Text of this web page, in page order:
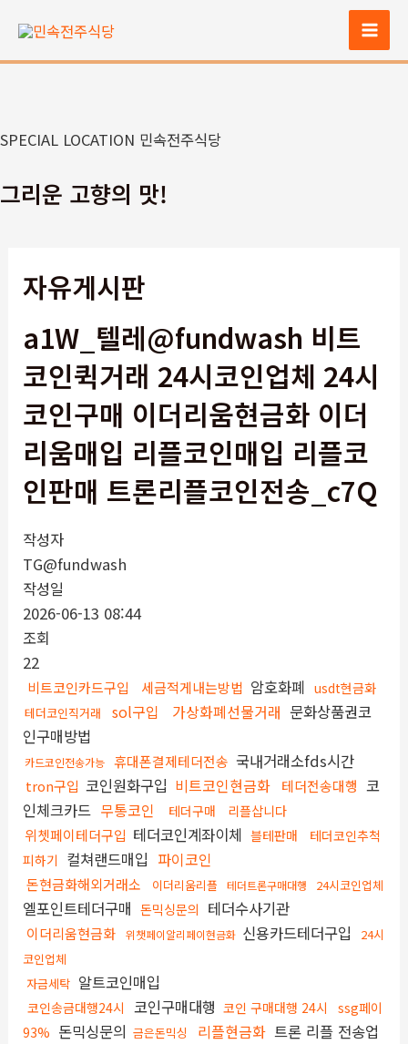
츠
너
기
Main
SPECIAL LOCATION 민속전주식당
그리운 고향의 맛!
자유게시판
a1W_텔레@fundwash 비트
코인퀵거래 24시코인업체 24시
코인구매 이더리움현금화 이더
리움매입 리플코인매입 리플코
인판매 트론리플코인전송_c7Q
작성자
TG@fundwash
작성일
2026-06-13 08:44
조회
22
비트코인카드구입 세금적게내는방법 암호화폐 usdt현금화
테더코인직거래 sol구입 가상화폐선물거래 문화상품권코
인구매방법
카드코인전송가능 휴대폰결제테더전송 국내거래소fds시간
tron구입 코인원화구입 비트코인현금화 테더전송대행 코
인체크카드 무통코인 테더구매 리플삽니다
위쳇페이테더구입 테더코인계좌이체 블테판매
테더코인추척
피하기 컬쳐랜드매입 파이코인
돈현금화해외거래소 이더리움리플 테더트론구매대행 24시코인업체
엘포인트테더구매 돈믹싱문의 테더수사기관
이더리움현금화 위챗페이알리페이현금화 신용카드테더구입
24시
코인업체
자금세탁 알트코인매입
코인송금대행24시 코인구매대행 코인 구매대행 24시
ssg페이
93% 돈믹싱문의 금은돈믹싱 리플현금화 트론 리플 전송업